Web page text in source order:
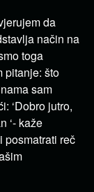
da
način na
toga
pitanje: što
sam
‘Dobro jutro,
‘- kaže
posmatrati reč